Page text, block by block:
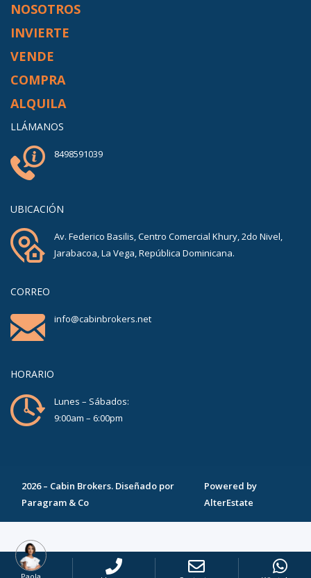
NOSOTROS
INVIERTE
VENDE
COMPRA
ALQUILA
LLÁMANOS
8498591039
UBICACIÓN
Av. Federico Basilis, Centro Comercial Khury, 2do Nivel,
Jarabacoa, La Vega, República Dominicana.
CORREO
info@cabinbrokers.net
HORARIO
Lunes – Sábados:
9:00am – 6:00pm
2026– Cabin Brokers. Diseñado por
Paragram & Co
Powered by
AlterEstate